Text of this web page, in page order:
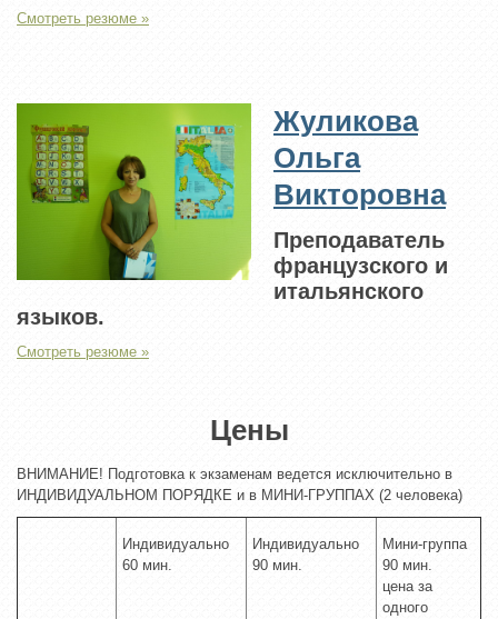
Смотреть резюме »
Жуликова
Ольга
Викторовна
Преподаватель
французского и
итальянского
языков.
Смотреть резюме »
Цены
ВНИМАНИЕ! Подготовка к экзаменам ведется исключительно в
ИНДИВИДУАЛЬНОМ ПОРЯДКЕ и в МИНИ-ГРУППАХ (2 человека)
Индивидуально
60 мин.
Индивидуально
90 мин.
Мини-группа
90 мин.
цена за
одного